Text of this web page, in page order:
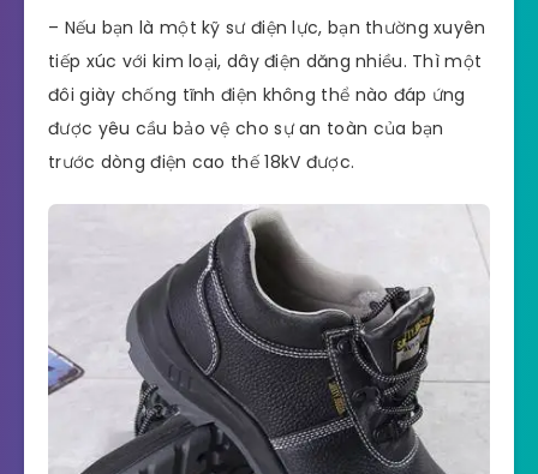
– Nếu bạn là một kỹ sư điện lực, bạn thường xuyên
tiếp xúc với kim loại, dây điện dăng nhiều. Thì một
đôi giày chống tĩnh điện không thể nào đáp ứng
được yêu cầu bảo vệ cho sự an toàn của bạn
trước dòng điện cao thế 18kV được.